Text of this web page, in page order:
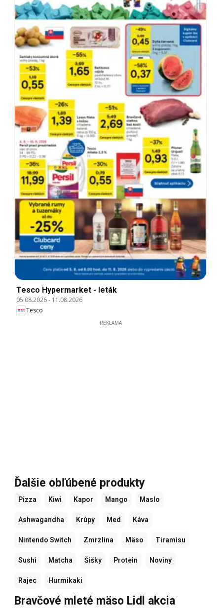
Tesco Hypermarket - leták
05.08.2026- 11.08.2026
Tesco
REKLAMA
Ďalšie obľúbené produkty
Pizza Kiwi Kapor Mango Maslo
Ashwagandha Krúpy Med Káva
Nintendo Switch Zmrzlina Mäso Tiramisu
Sushi Matcha Šišky Protein Noviny
Rajec Hurmikaki
Bravčové mleté ​​mäso Lidl akcia